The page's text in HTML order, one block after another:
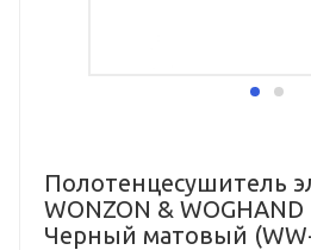
Полотенцесушитель
WONZON & WOGHAND
Черный матовый